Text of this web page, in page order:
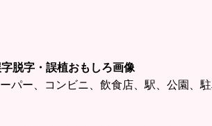
脱字・誤植おもしろ画像
パー、コンビニ、飲食店、駅、公園、